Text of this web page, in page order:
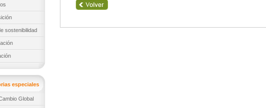
sostenibilidad
especiales
Global